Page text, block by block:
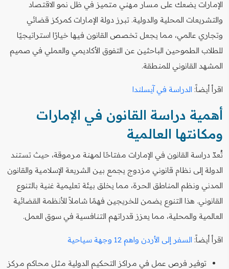
الإمارات يضعك على مسار مهني متميز في ظل نمو الاقتصاد
والتشريعات المحلية والدولية. تبرز دولة الإمارات كمركز قضائي
وتجاري عالمي، مما يجعل تخصص القانون فيها خيارًا استراتيجيًا
للطلاب الطموحين الباحثين عن التفوق الأكاديمي والعملي في صميم
المشهد القانوني للمنطقة.
اقرأ أيضاً: الدراسة في آيسلندا
أهمية دراسة القانون في الإمارات
ومكانتها العالمية
تُعدّ دراسة القانون في الإمارات مفتاحًا لمهنة مرموقة، حيث تستند
الدولة إلى نظام قانوني مزدوج يجمع بين الشريعة الإسلامية والقانون
المدني ونظم المناطق الحرة، مما يخلق بيئة تعليمية غنية بالتنوع
القانوني. هذا التنوع يضمن للخريجين فهمًا شاملاً للأنظمة القضائية
العالمية والمحلية، مما يعزز قدراتهم التنافسية في سوق العمل.
اقرأ أيضاً: السفر إلى الأردن واهم 12 وجهة سياحية
توفير فرص عمل في مراكز التحكيم الدولية مثل محاكم مركز